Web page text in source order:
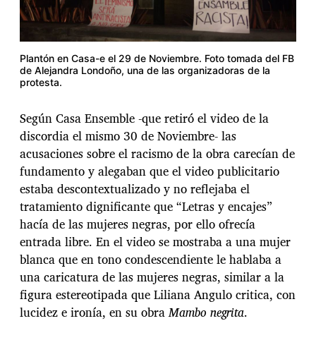
Plantón en Casa-e el 29 de Noviembre. Foto tomada del FB
de Alejandra Londoño, una de las organizadoras de la
protesta.
Según Casa Ensemble -que retiró el video de la
discordia el mismo 30 de Noviembre- las
acusaciones sobre el racismo de la obra carecían de
fundamento y alegaban que el video publicitario
estaba descontextualizado y no reflejaba el
tratamiento dignificante que “Letras y encajes”
hacía de las mujeres negras, por ello ofrecía
entrada libre. En el video se mostraba a una mujer
blanca que en tono condescendiente le hablaba a
una caricatura de las mujeres negras, similar a la
figura estereotipada que Liliana Angulo critica, con
lucidez e ironía, en su obraMambo negrita.